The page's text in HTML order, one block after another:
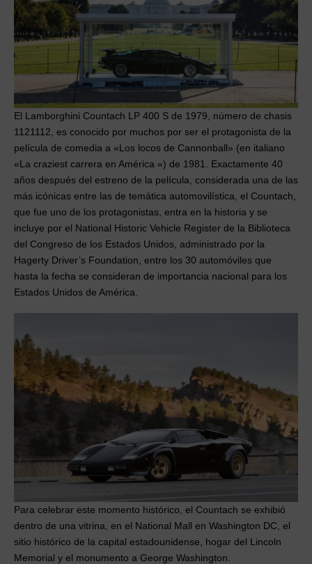
El Lamborghini Countach LP 400 S de 1979, número de chasis
1121112, es conocido por muchos por ser el protagonista de la
película de comedia a «Los locos de Cannonball» (en italiano
«La craziest carrera en América «) de 1981. Exactamente 40
años después del estreno de la película, considerada una de las
más icónicas entre las de temática automovilística, el Countach,
que fue uno de los protagonistas, entra en la historia y se
incluye por el National Historic Vehicle Register de la Biblioteca
del Congreso de los Estados Unidos, administrado por la
Hagerty Driver’s Foundation, entre los 30 automóviles que
hasta la fecha se consideran de importancia nacional para los
Estados Unidos de América.
Para celebrar este momento histórico, el Countach se exhibió
dentro de una vitrina, en el National Mall en Washington DC, el
sitio histórico de la capital estadounidense, hogar del Lincoln
Memorial y el monumento a George Washington.